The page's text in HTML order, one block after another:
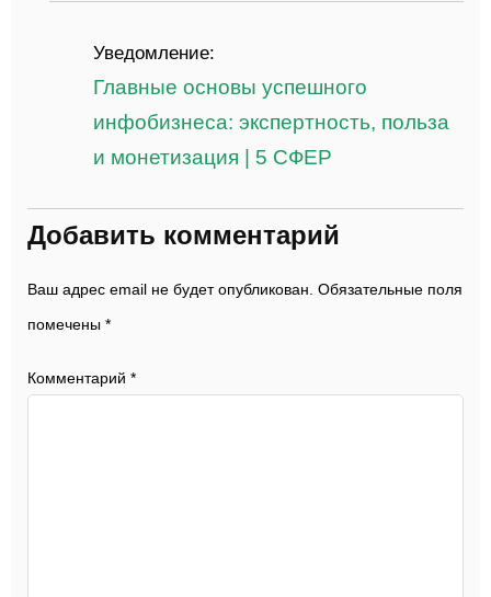
Уведомление:
Главные основы успешного
инфобизнеса: экспертность, польза
и монетизация | 5 СФЕР
Добавить комментарий
Ваш адрес email не будет опубликован. Обязательные поля
помечены *
Комментарий *